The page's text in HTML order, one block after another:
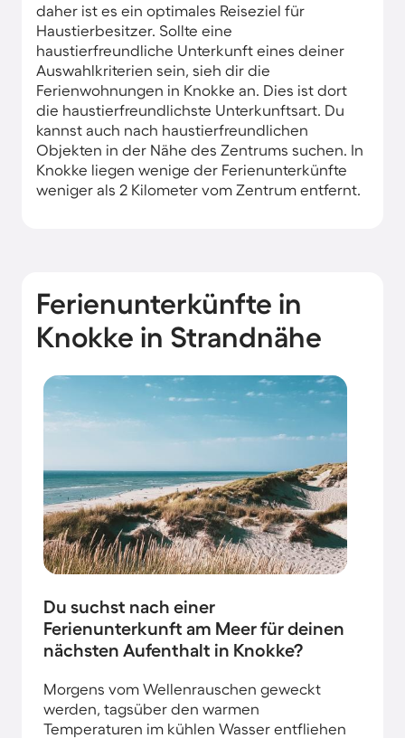
daher ist es ein optimales Reiseziel für
Haustierbesitzer. Sollte eine
haustierfreundliche Unterkunft eines deiner
Auswahlkriterien sein, sieh dir die
Ferienwohnungen in Knokke an. Dies ist dort
die haustierfreundlichste Unterkunftsart. Du
kannst auch nach haustierfreundlichen
Objekten in der Nähe des Zentrums suchen. In
Knokke liegen wenige der Ferienunterkünfte
weniger als 2 Kilometer vom Zentrum entfernt.
Ferienunterkünfte in
Knokke in Strandnähe
Du suchst nach einer
Ferienunterkunft am Meer für deinen
nächsten Aufenthalt in Knokke?
Morgens vom Wellenrauschen geweckt
werden, tagsüber den warmen
Temperaturen im kühlen Wasser entfliehen